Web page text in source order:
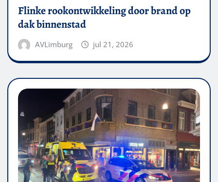
Flinke rookontwikkeling door brand op
dak binnenstad
AVLimburg jul 21, 2026